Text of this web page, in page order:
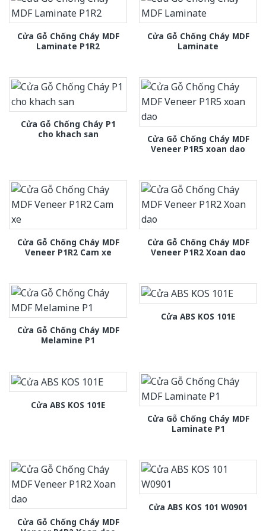
Cửa Gỗ Chống Cháy MDF
Laminate P1R2
Cửa Gỗ Chống Cháy MDF
Laminate
Cửa Gỗ Chống Cháy P1
cho khach san
Cửa Gỗ Chống Cháy MDF
Veneer P1R5 xoan dao
Cửa Gỗ Chống Cháy MDF
Veneer P1R2 Cam xe
Cửa Gỗ Chống Cháy MDF
Veneer P1R2 Xoan dao
Cửa Gỗ Chống Cháy MDF
Melamine P1
Cửa ABS KOS 101E
Cửa ABS KOS 101E
Cửa Gỗ Chống Cháy MDF
Laminate P1
Cửa Gỗ Chống Cháy MDF
Cửa ABS KOS 101 W0901